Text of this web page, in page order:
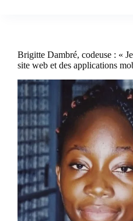
Brigitte Dambré, codeuse : «
site web et des applications